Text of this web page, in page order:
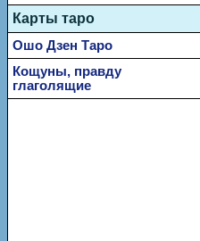
Карты таро
Ошо Дзен Таро
Кощуны, правду
глаголящие